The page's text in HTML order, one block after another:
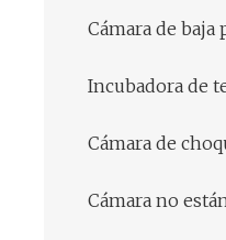
Cámara de baja
Incubadora de
Cámara de
Cámara no